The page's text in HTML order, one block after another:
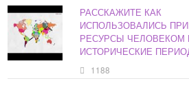
РАССКАЖИТЕ КАК
ИСПОЛЬЗОВАЛИСЬ
РЕСУРСЫ ЧЕЛОВЕКОМ
ИСТОРИЧЕСКИЕ
1188